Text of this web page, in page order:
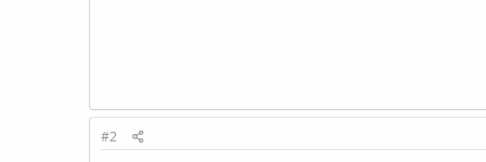
#2